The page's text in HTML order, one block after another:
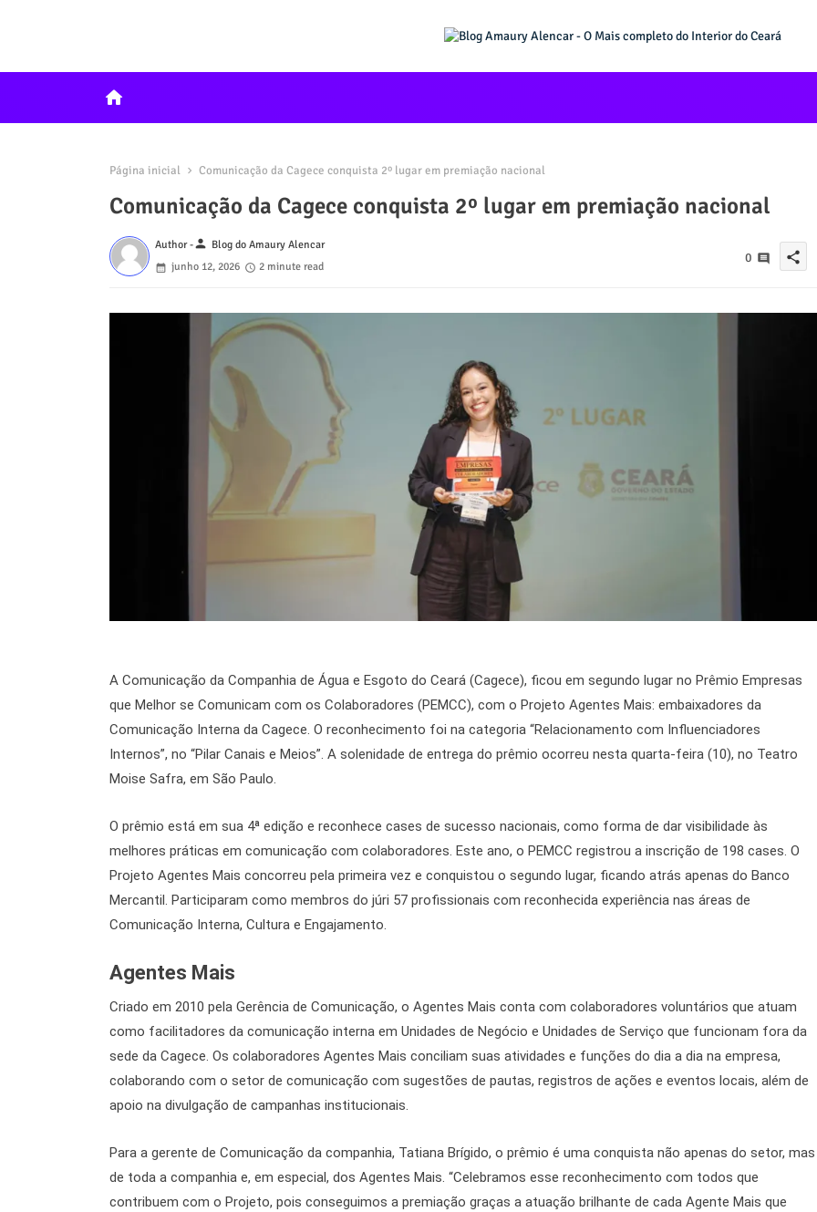
home
Página inicial Comunicação da Cagece conquista 2º lugar em premiação nacional
Comunicação da Cagece conquista 2º lugar em premiação nacional
Author -person Blog do Amaury Alencar
junho 12, 2026
2 minute read
0 share
A Comunicação da Companhia de Água e Esgoto do Ceará (Cagece), ficou em segundo lugar no Prêmio Empresas
que Melhor se Comunicam com os Colaboradores (PEMCC), com o Projeto Agentes Mais: embaixadores da
Comunicação Interna da Cagece. O reconhecimento foi na categoria “Relacionamento com Influenciadores
Internos”, no “Pilar Canais e Meios”. A solenidade de entrega do prêmio ocorreu nesta quarta-feira (10), no Teatro
Moise Safra, em São Paulo.
O prêmio está em sua 4ª edição e reconhece cases de sucesso nacionais, como forma de dar visibilidade às
melhores práticas em comunicação com colaboradores. Este ano, o PEMCC registrou a inscrição de 198 cases. O
Projeto Agentes Mais concorreu pela primeira vez e conquistou o segundo lugar, ficando atrás apenas do Banco
Mercantil. Participaram como membros do júri 57 profissionais com reconhecida experiência nas áreas de
Comunicação Interna, Cultura e Engajamento.
Agentes Mais
Criado em 2010 pela Gerência de Comunicação, o Agentes Mais conta com colaboradores voluntários que atuam
como facilitadores da comunicação interna em Unidades de Negócio e Unidades de Serviço que funcionam fora da
sede da Cagece. Os colaboradores Agentes Mais conciliam suas atividades e funções do dia a dia na empresa,
colaborando com o setor de comunicação com sugestões de pautas, registros de ações e eventos locais, além de
apoio na divulgação de campanhas institucionais.
Para a gerente de Comunicação da companhia, Tatiana Brígido, o prêmio é uma conquista não apenas do setor, mas
de toda a companhia e, em especial, dos Agentes Mais. “Celebramos esse reconhecimento com todos que
contribuem com o Projeto, pois conseguimos a premiação graças a atuação brilhante de cada Agente Mais que